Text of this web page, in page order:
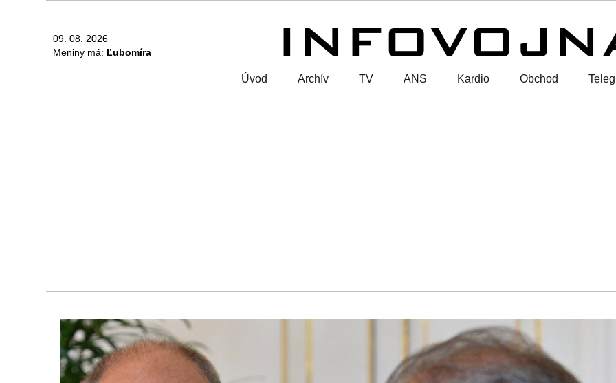
09. 08. 2026
Meniny má: Ľubomíra
Úvod Archív TV ANS Kardio Obchod